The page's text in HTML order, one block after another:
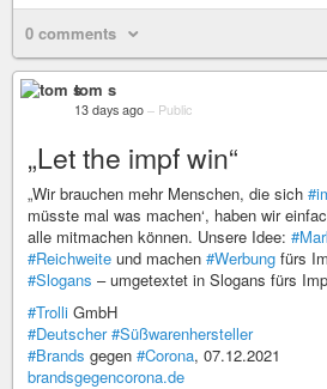
0 comments
tom s
13 days ago – Public
„Let the impf win“
„Wir brauchen mehr Menschen, die sich
müsste mal was machen‘, haben wir
alle mitmachen können. Unsere Idee:
#Reichweite und machen #Werbung fürs
#Slogans – umgetextet in Slogans fürs
#Trolli GmbH
#Deutscher #Süßwarenhersteller
#Brands gegen #Corona, 07.12.2021
brandsgegencorona.de